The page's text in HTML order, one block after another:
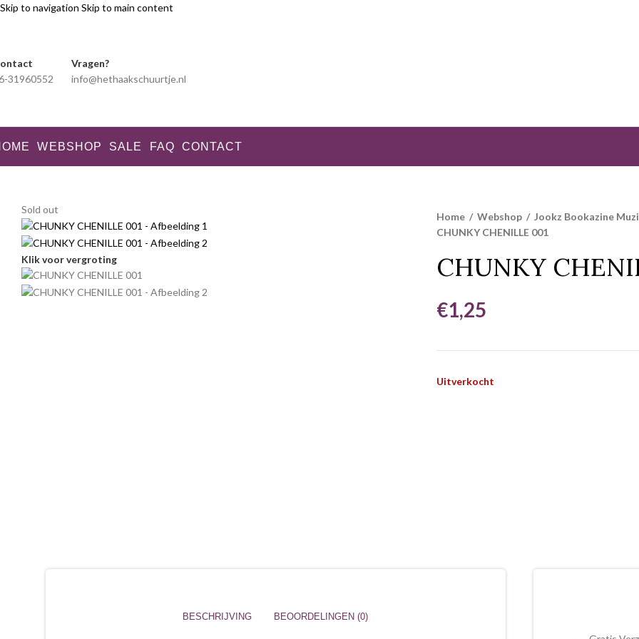
Skip to navigation Skip to main content
31960552
Vragen?
info@hethaakschuurtje.nl
WEBSHOP SALE FAQ CONTACT
Sold out
Klik voor vergroting
Home / Webshop / Jookz Bookazine
CHUNKY CHENILLE 001
CHUNKY
€1,25
Uitverkocht
BESCHRIJVING BEOORDELINGEN (0)